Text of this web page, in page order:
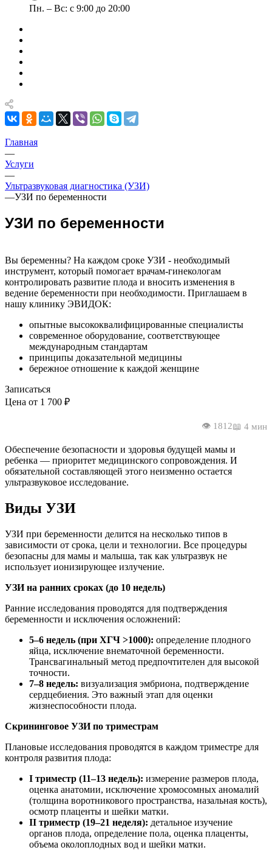
Пн. – Вс: с 9:00 до 20:00
Главная
—
Услуги
—
Ультразвуковая диагностика (УЗИ)
—УЗИ по беременности
УЗИ по беременности
Вы беременны? На каждом сроке УЗИ - необходимый
инструмент, который помогает врачам-гинекологам
контролировать развитие плода и вносить изменения в
ведение беременности при необходимости. Приглашаем в
нашу клинику ЭВИДОК:
опытные высококвалифицированные специалисты
современное оборудование, соответствующее
международным стандартам
принципы доказательной медицины
бережное отношение к каждой женщине
Записаться
Цена от 1 700 ₽
👁️ 1812📖 4 мин
Обеспечение безопасности и здоровья будущей мамы и
ребенка — приоритет медицинского сопровождения. И
обязательной составляющей этого неизменно остается
ультразвуковое исследование.
Виды УЗИ
УЗИ при беременности делится на несколько типов в
зависимости от срока, цели и технологии. Все процедуры
безопасны для мамы и малыша, так как ультразвук не
использует ионизирующее излучение.
УЗИ на ранних сроках (до 10 недель)
Ранние исследования проводятся для подтверждения
беременности и исключения осложнений:
5–6 недель (при ХГЧ >1000): определение плодного
яйца, исключение внематочной беременности.
Трансвагинальный метод предпочтителен для высокой
точности.
7–8 недель: визуализация эмбриона, подтверждение
сердцебиения. Это важный этап для оценки
жизнеспособности плода.
Скрининговое УЗИ по триместрам
Плановые исследования проводятся в каждом триместре для
контроля развития плода:
I триместр (11–13 недель): измерение размеров плода,
оценка анатомии, исключение хромосомных аномалий
(толщина воротникового пространства, назальная кость),
осмотр плаценты и шейки матки.
II триместр (19–21 неделя): детальное изучение
органов плода, определение пола, оценка плаценты,
объема околоплодных вод и шейки матки.